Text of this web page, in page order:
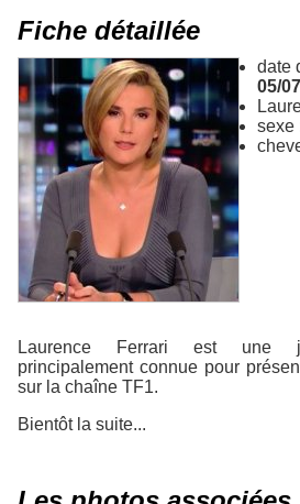
Fiche détaillée
date
05/
sexe
Laurence Ferrari est une
principalement connue pour
sur la chaîne TF1.
Bientôt la suite...